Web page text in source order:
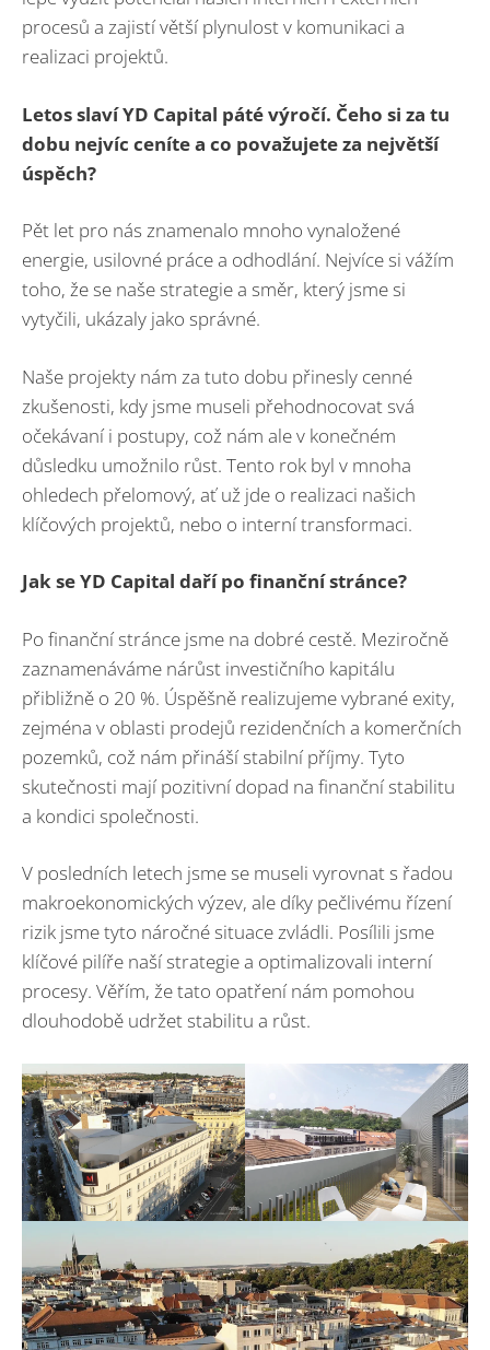
procesů a zajistí větší plynulost v komunikaci a
realizaci projektů.
Letos slaví YD Capital páté výročí. Čeho si za tu
dobu nejvíc ceníte a co považujete za největší
úspěch?
Pět let pro nás znamenalo mnoho vynaložené
energie, usilovné práce a odhodlání. Nejvíce si vážím
toho, že se naše strategie a směr, který jsme si
vytyčili, ukázaly jako správné.
Naše projekty nám za tuto dobu přinesly cenné
zkušenosti, kdy jsme museli přehodnocovat svá
očekávaní i postupy, což nám ale v konečném
důsledku umožnilo růst. Tento rok byl v mnoha
ohledech přelomový, ať už jde o realizaci našich
klíčových projektů, nebo o interní transformaci.
Jak se YD Capital daří po finanční stránce?
Po finanční stránce jsme na dobré cestě. Meziročně
zaznamenáváme nárůst investičního kapitálu
přibližně o 20 %. Úspěšně realizujeme vybrané exity,
zejména v oblasti prodejů rezidenčních a komerčních
pozemků, což nám přináší stabilní příjmy. Tyto
skutečnosti mají pozitivní dopad na finanční stabilitu
a kondici společnosti.
V posledních letech jsme se museli vyrovnat s řadou
makroekonomických výzev, ale díky pečlivému řízení
rizik jsme tyto náročné situace zvládli. Posílili jsme
klíčové pilíře naší strategie a optimalizovali interní
procesy. Věřím, že tato opatření nám pomohou
dlouhodobě udržet stabilitu a růst.